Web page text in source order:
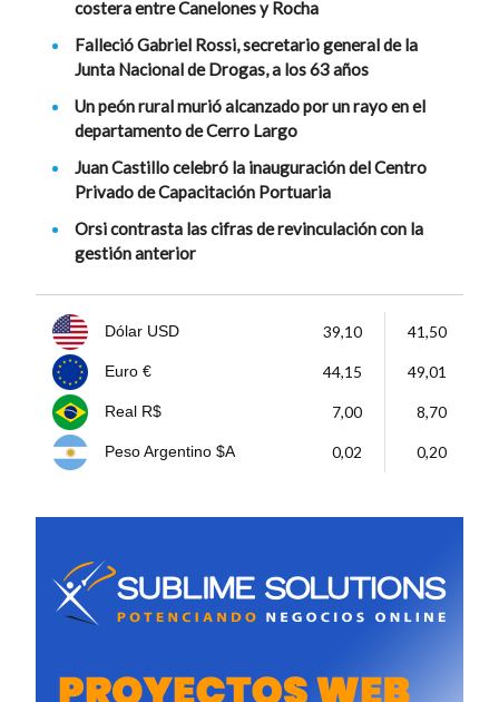
costera entre Canelones y Rocha
Falleció Gabriel Rossi, secretario general de la
Junta Nacional de Drogas, a los 63 años
Un peón rural murió alcanzado por un rayo en el
departamento de Cerro Largo
Juan Castillo celebró la inauguración del Centro
Privado de Capacitación Portuaria
Orsi contrasta las cifras de revinculación con la
gestión anterior
Dólar USD 39,10 41,50
Euro € 44,15 49,01
Real R$ 7,00 8,70
Peso Argentino $A 0,02 0,20